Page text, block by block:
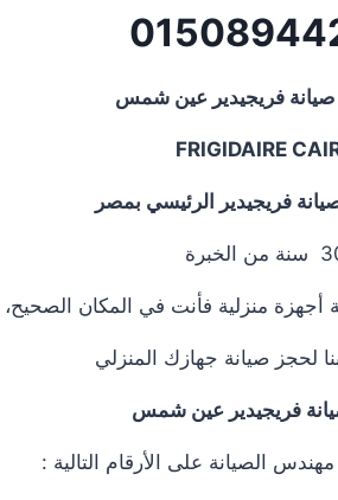
فريجيدير عين شمس
FRIGIDAIRE
فريجيدير الرئيسي بمصر
الخبرة
منزلية فأنت في المكان الصحيح،
لحجز صيانة جهازك المنزلي
فريجيدير عين شمس
الصيانة على الأرقام التالية :